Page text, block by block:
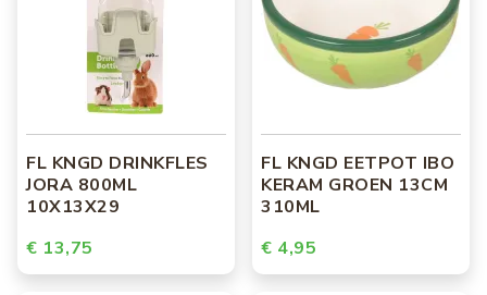
FL KNGD DRINKFLES
JORA 800ML
10X13X29
€ 13,75
FL KNGD EETPOT IBO
KERAM GROEN 13CM
310ML
€ 4,95